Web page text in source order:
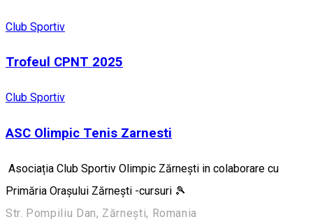
Club Sportiv
Trofeul CPNT 2025
Club Sportiv
ASC Olimpic Tenis Zarnesti
Asociația Club Sportiv Olimpic Zărnești in colaborare cu
Primăria Orașului Zărnești -cursuri 🎾
Str. Pompiliu Dan, Zărnești, Romania